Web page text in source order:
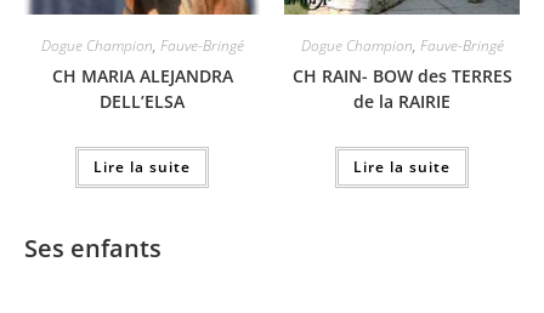
Dogue Champion, Fauve-Bringé
CH MARIA ALEJANDRA
DELL’ELSA
Lire la suite
Dogue Champion, Fauve-Bringé
CH RAIN- BOW des TERRES
de la RAIRIE
Lire la suite
Ses enfants